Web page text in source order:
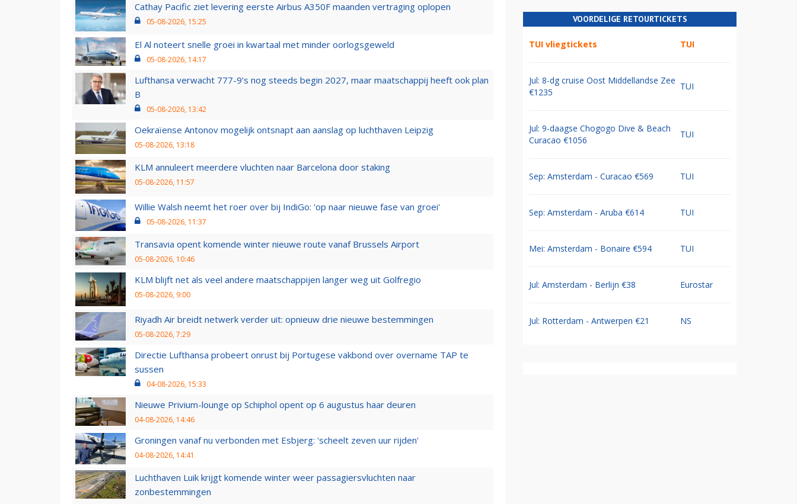
Cathay Pacific ziet levering eerste Airbus A350F maanden vertraging oplopen
05-08-2026, 15:25
El Al noteert snelle groei in kwartaal met minder oorlogsgeweld
05-08-2026, 14:17
Lufthansa verwacht 777-9’s nog steeds begin 2027, maar maatschappij heeft ook plan
B
05-08-2026, 13:42
Oekraïense Antonov mogelijk ontsnapt aan aanslag op luchthaven Leipzig
05-08-2026, 13:18
KLM annuleert meerdere vluchten naar Barcelona door staking
05-08-2026, 11:57
Willie Walsh neemt het roer over bij IndiGo: 'op naar nieuwe fase van groei'
05-08-2026, 11:37
Transavia opent komende winter nieuwe route vanaf Brussels Airport
05-08-2026, 10:46
KLM blijft net als veel andere maatschappijen langer weg uit Golfregio
05-08-2026, 9:00
Riyadh Air breidt netwerk verder uit: opnieuw drie nieuwe bestemmingen
05-08-2026, 7:29
Directie Lufthansa probeert onrust bij Portugese vakbond over overname TAP te
sussen
04-08-2026, 15:33
Nieuwe Privium-lounge op Schiphol opent op 6 augustus haar deuren
04-08-2026, 14:46
Groningen vanaf nu verbonden met Esbjerg: 'scheelt zeven uur rijden'
04-08-2026, 14:41
Luchthaven Luik krijgt komende winter weer passagiersvluchten naar
zonbestemmingen
VOORDELIGE RETOURTICKETS
TUI vliegtickets TUI
Jul: 8-dg cruise Oost Middellandse Zee
€1235
TUI
Jul: 9-daagse Chogogo Dive & Beach
Curacao €1056
TUI
Sep: Amsterdam - Curacao €569 TUI
Sep: Amsterdam - Aruba €614 TUI
Mei: Amsterdam - Bonaire €594 TUI
Jul: Amsterdam - Berlijn €38 Eurostar
Jul: Rotterdam - Antwerpen €21 NS